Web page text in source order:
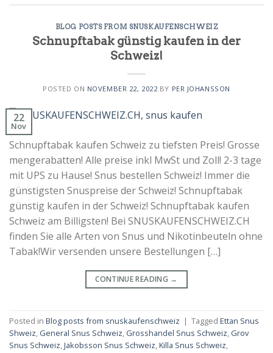
BLOG POSTS FROM SNUSKAUFENSCHWEIZ
Schnupftabak günstig kaufen in der
Schweiz!
POSTED ON NOVEMBER 22, 2022 BY PER JOHANSSON
22
Nov
Schnupftabak kaufen Schweiz zu tiefsten Preis! Grosse
mengerabatten! Alle preise inkl MwSt und Zoll! 2-3 tage
mit UPS zu Hause! Snus bestellen Schweiz! Immer die
günstigsten Snuspreise der Schweiz! Schnupftabak
günstig kaufen in der Schweiz! Schnupftabak kaufen
Schweiz am Billigsten! Bei SNUSKAUFENSCHWEIZ.CH
finden Sie alle Arten von Snus und Nikotinbeuteln ohne
Tabak!Wir versenden unsere Bestellungen […]
CONTINUE READING →
Posted in Blog posts from snuskaufenschweiz | Tagged Ettan Snus
Shweiz, General Snus Schweiz, Grosshandel Snus Schweiz, Grov
Snus Schweiz,Jakobsson Snus Schweiz,Killa Snus Schweiz,